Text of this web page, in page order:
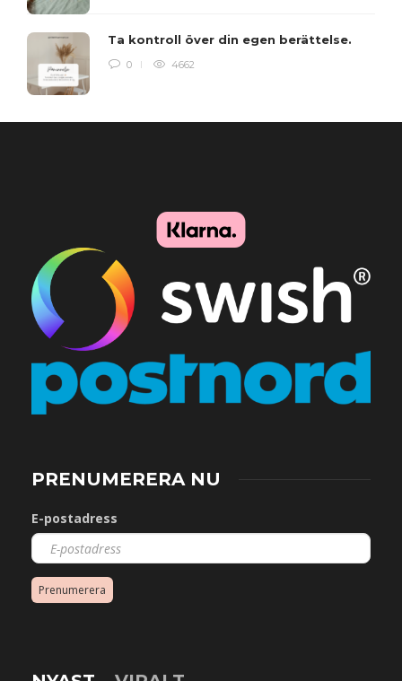
Ta kontroll över din egen berättelse.
0 4662
PRENUMERERA NU
E-postadress
Prenumerera